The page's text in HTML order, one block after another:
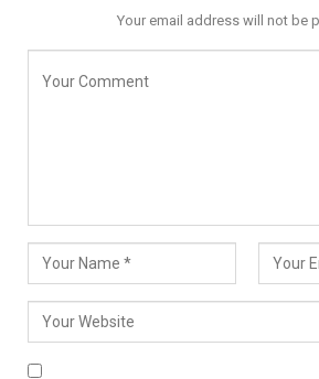
Your email address will not be